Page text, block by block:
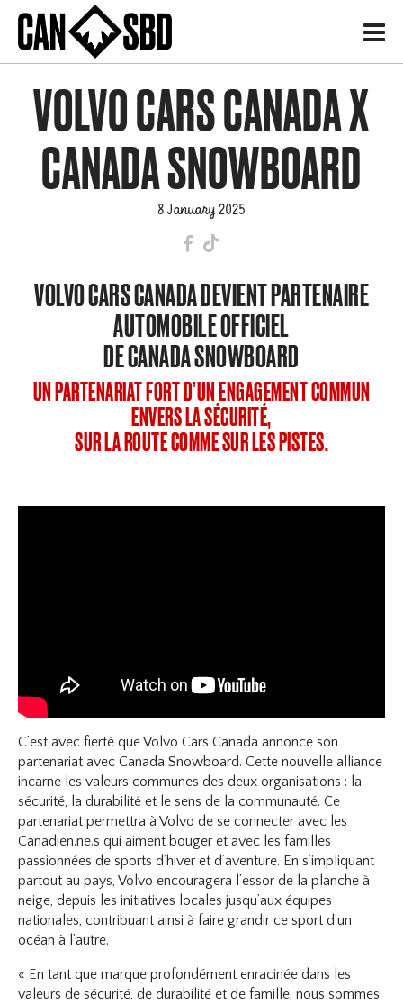
H
VOLVO CARS CANADA X
CANADA SNOWBOARD
8 January 2025
F T
VOLVO CARS CANADA DEVIENT PARTENAIRE
AUTOMOBILE OFFICIEL
DE CANADA SNOWBOARD
UN PARTENARIAT FORT D’UN ENGAGEMENT COMMUN
ENVERS LA SÉCURITÉ,
SUR LA ROUTE COMME SUR LES PISTES.
C’est avec fierté que Volvo Cars Canada annonce son
partenariat avec Canada Snowboard. Cette nouvelle alliance
incarne les valeurs communes des deux organisations : la
sécurité, la durabilité et le sens de la communauté. Ce
partenariat permettra à Volvo de se connecter avec les
Canadien.ne.s qui aiment bouger et avec les familles
passionnées de sports d’hiver et d’aventure. En s’impliquant
partout au pays, Volvo encouragera l’essor de la planche à
neige, depuis les initiatives locales jusqu’aux équipes
nationales, contribuant ainsi à faire grandir ce sport d’un
océan à l’autre.
« En tant que marque profondément enracinée dans les
valeurs de sécurité, de durabilité et de famille, nous sommes